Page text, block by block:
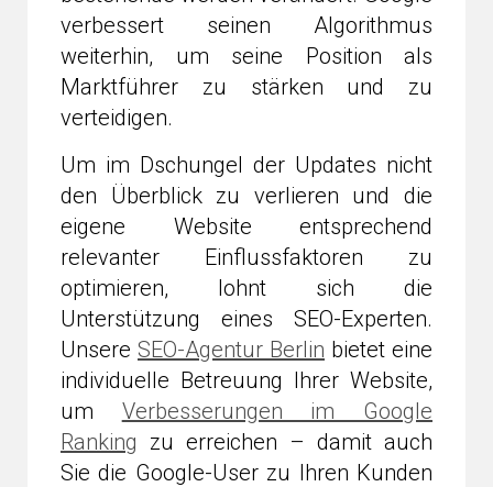
verbessert seinen Algorithmus
weiterhin, um seine Position als
Marktführer zu stärken und zu
verteidigen.
Um im Dschungel der Updates nicht
den Überblick zu verlieren und die
eigene Website entsprechend
relevanter Einflussfaktoren zu
optimieren, lohnt sich die
Unterstützung eines SEO-Experten.
Unsere SEO-Agentur Berlin bietet eine
individuelle Betreuung Ihrer Website,
um Verbesserungen im Google
Ranking zu erreichen – damit auch
Sie die Google-User zu Ihren Kunden